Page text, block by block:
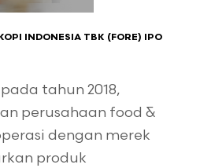
INDONESIA TBK (FORE) IPO
tahun 2018,
perusahaan food &
dengan merek
produk